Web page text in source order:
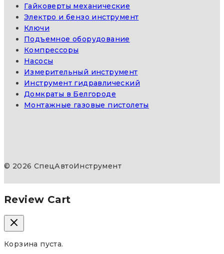
Гайковерты механические
Электро и бензо инструмент
Ключи
Подъемное оборудование
Компрессоры
Насосы
Измерительный инструмент
Инструмент гидравлический
Домкраты в Белгороде
Монтажные газовые пистолеты
© 2026 СпецАвтоИнструмент
Review Cart
Корзина пуста.